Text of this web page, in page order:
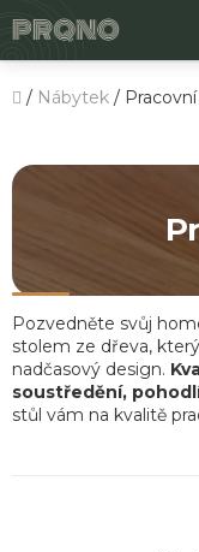
na
obsah
Domů
/ Nábytek /
Pozvedněte svůj
stolem ze dřeva,
nadčasový design.
soustředění,
stůl vám na kvalitě